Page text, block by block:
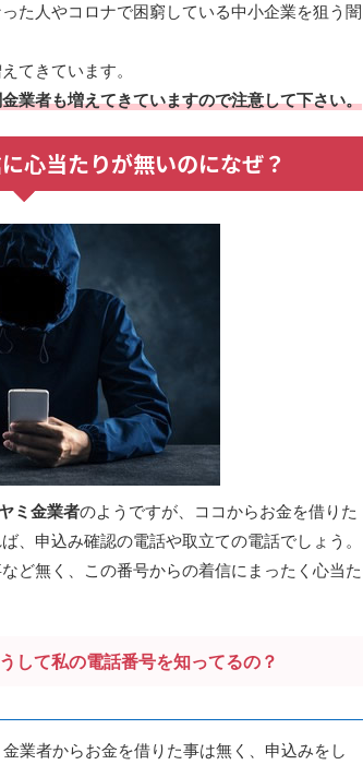
た人やコロナで困窮している中小企業を狙う闇
てきています。
業者も増えてきていますので注意して下さい。
心当たりが無いのになぜ？
ミ金業者のようですが、ココからお金を借りた
、申込み確認の電話や取立ての電話でしょう。
ど無く、この番号からの着信にまったく心当た
して私の電話番号を知ってるの？
業者からお金を借りた事は無く、申込みをし